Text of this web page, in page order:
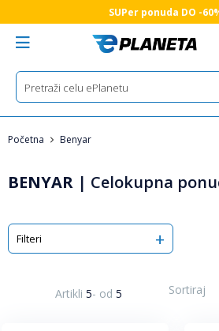
SUPer ponuda DO -
Početna Benyar
BENYAR | Celokupna
Filteri
Artikli 5- od 5 Sortiraj